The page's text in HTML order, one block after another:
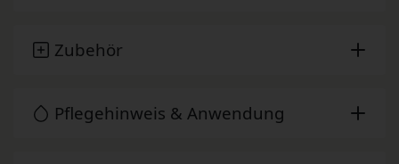
Zubehör
Pflegehinweis & Anwendung